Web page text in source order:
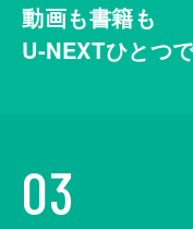
動画も書籍も
U-NEXTひとつで
03